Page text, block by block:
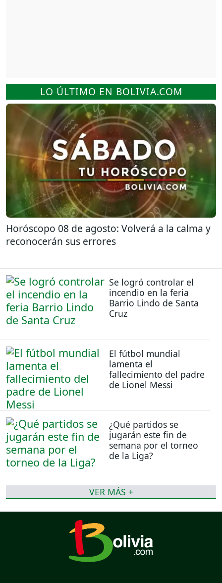
LO ÚLTIMO EN BOLIVIA.COM
Horóscopo 08 de agosto: Volverá a la calma y
reconocerán sus errores
Se logró controlar el
incendio en la feria
Barrio Lindo de Santa
Cruz
El fútbol mundial
lamenta el
fallecimiento del padre
de Lionel Messi
¿Qué partidos se
jugarán este fin de
semana por el torneo
de la Liga?
VER MÁS +